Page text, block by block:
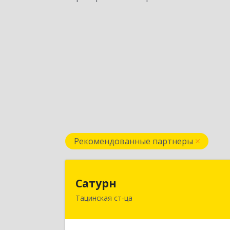
Рекомендованные партнеры
Сатурн
Тацинская ст-ца347060, Ростовская область,